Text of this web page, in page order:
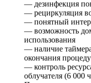
— дезинфекция
— рециркуляция
— понятный
— возможность
использования
— наличие
окончания
— контроль
облучателя (6 000